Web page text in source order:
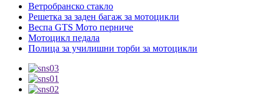
Ветробранско стакло
Решетка за заден багаж за мотоцикли
Веспа GTS Мото перниче
Мотоцикл педала
Полица за училишни торби за мотоцикли